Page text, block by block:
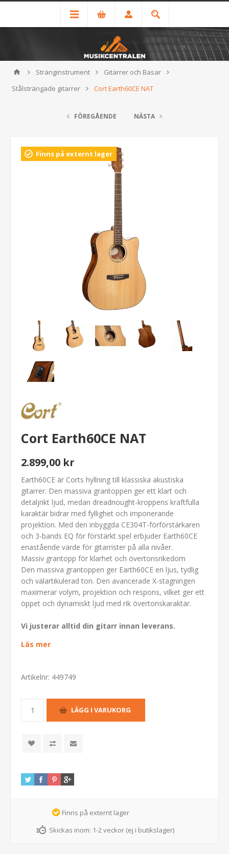
Stränginstrument
Gitarrer och Basar
Stålsträngade gitarrer
Cort Earth60CE NAT
FÖREGÅENDE NÄSTA
Finns på externt lager
Cort Earth60CE NAT
2.899,00 kr
Earth60CE är Corts hyllning till klassiska akustiska
gitarrer. Den massiva grantoppen ger ett klart och
detaljrikt ljud, medan dreadnought-kroppens kraftfulla
karaktär bidrar med fyllighet och imponerande
projektion. Med den inbyggda CE304T-förförstärkaren
och 3-bands EQ för förstärkt spel erbjuder Earth60CE
enastående värde för gitarrister på alla nivåer.
Massiv grantopp för klarhet och övertonsrikedom
Den massiva grantoppen ger Earth60CE en ljus, tydlig
och välartikulerad ton. Den avancerade X-stagningen
maximerar volym, projektion och respons, vilket ger ett
öppet och dynamiskt ljud med rik övertonskaraktär.
Vi justerar alltid din gitarr innan leverans.
Läs mer
Artikelnr: 449749
Finns på externt lager
Skickas inom: 1-2 veckor (ej i butikslager)